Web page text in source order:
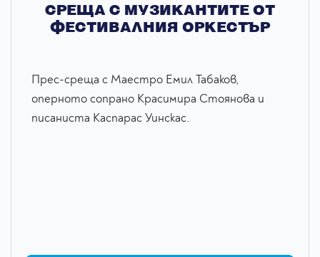
СРЕЩА С МУЗИКАНТИТЕ ОТ
ФЕСТИВАЛНИЯ ОРКЕСТЪР
Прес-среща с Маестро Емил Табаков,
оперното сопрано Красимира Стоянова и
писаниста Каспарас Уинскас.